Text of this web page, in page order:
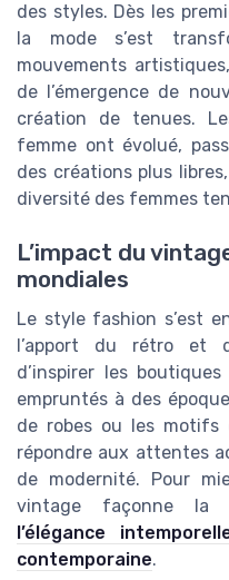
des styles. Dès les
la mode s’est
mouvements
de l’émergence de
création de tenues.
femme ont évolué,
des créations plus
diversité des femmes
L’impact du
mondiales
Le style fashion s’est
l’apport du rétro et
d’inspirer les
empruntés à des
de robes ou les motifs
répondre aux attentes
de modernité. Pour
vintage façonne la
l’élégance
contemporaine.